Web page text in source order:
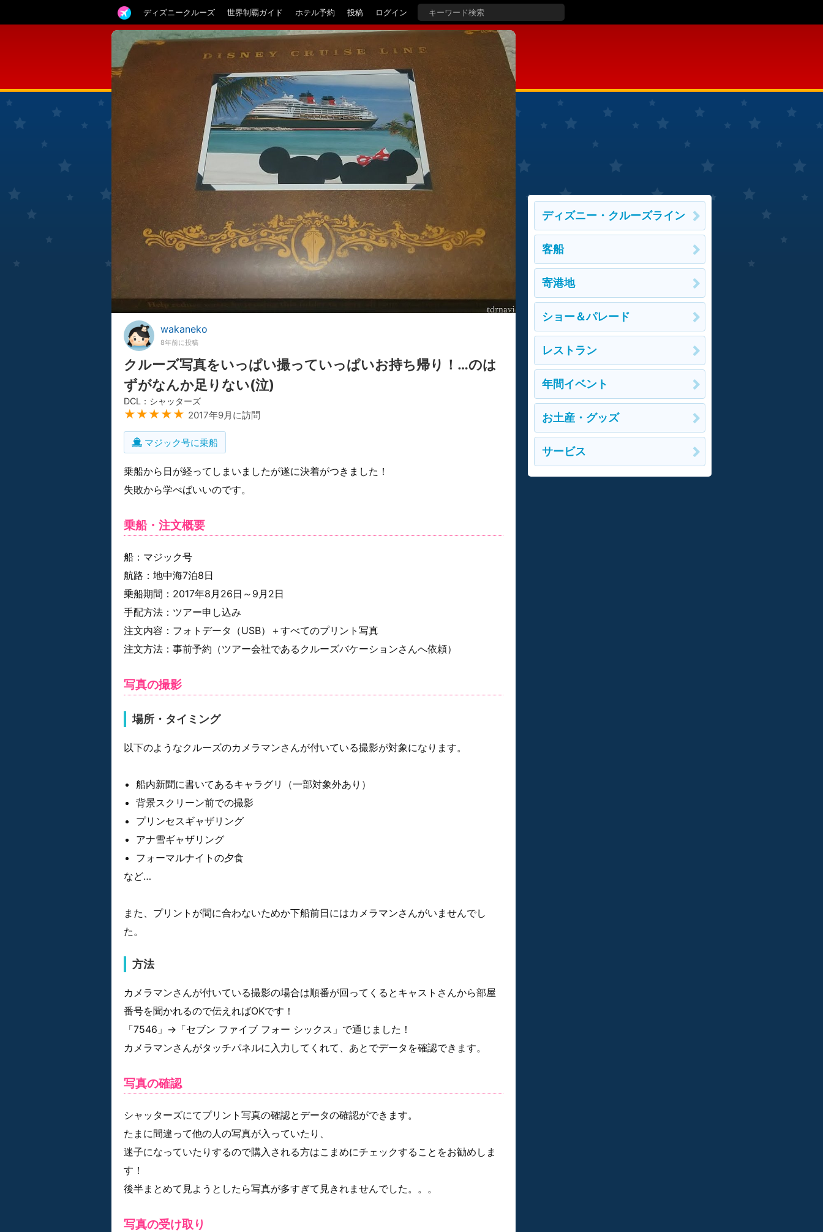
ディズニークルーズ 世界制覇ガイド ホテル予約 投稿 ログイン
wakaneko
8年前に投稿
クルーズ写真をいっぱい撮っていっぱいお持ち帰り！…のは
ずがなんか足りない(泣)
DCL：シャッターズ
★★★★★ 2017年9月に訪問
マジック号に乗船
乗船から日が経ってしまいましたが遂に決着がつきました！
失敗から学べばいいのです。
乗船・注文概要
船：マジック号
航路：地中海7泊8日
乗船期間：2017年8月26日～9月2日
手配方法：ツアー申し込み
注文内容：フォトデータ（USB）＋すべてのプリント写真
注文方法：事前予約（ツアー会社であるクルーズバケーションさんへ依頼）
写真の撮影
場所・タイミング
以下のようなクルーズのカメラマンさんが付いている撮影が対象になります。
船内新聞に書いてあるキャラグリ（一部対象外あり）
背景スクリーン前での撮影
プリンセスギャザリング
アナ雪ギャザリング
フォーマルナイトの夕食
など…
また、プリントが間に合わないためか下船前日にはカメラマンさんがいませんでし
た。
方法
カメラマンさんが付いている撮影の場合は順番が回ってくるとキャストさんから部屋
番号を聞かれるので伝えればOKです！
「7546」→「セブン ファイブ フォー シックス」で通じました！
カメラマンさんがタッチパネルに入力してくれて、あとでデータを確認できます。
写真の確認
シャッターズにてプリント写真の確認とデータの確認ができます。
たまに間違って他の人の写真が入っていたり、
迷子になっていたりするので購入される方はこまめにチェックすることをお勧めしま
す！
後半まとめて見ようとしたら写真が多すぎて見きれませんでした。。。
写真の受け取り
ディズニー・クルーズライン
客船
寄港地
ショー＆パレード
レストラン
年間イベント
お土産・グッズ
サービス